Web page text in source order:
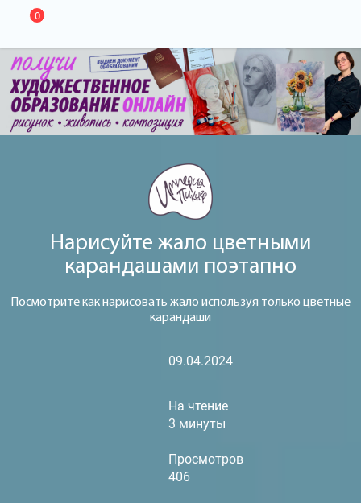
0
Нарисуйте жало цветными
карандашами поэтапно
Посмотрите как нарисовать жало используя только цветные
карандаши
09.04.2024
На чтение
3 минуты
Просмотров
406